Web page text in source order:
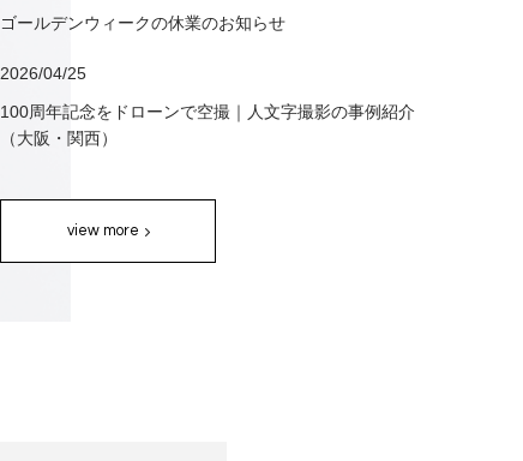
ゴールデンウィークの休業のお知らせ
2026/04/25
100周年記念をドローンで空撮｜人文字撮影の事例紹介
（大阪・関西）
view more